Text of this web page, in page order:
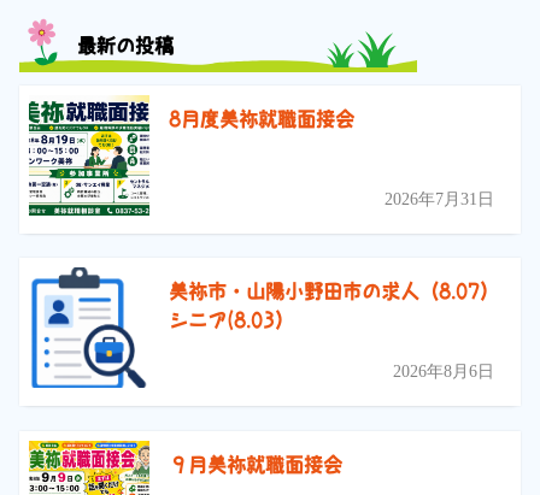
最新の投稿
8月度美祢就職面接会
2026年7月31日
美祢市・山陽小野田市の求人（8.07）
シニア(8.03）
2026年8月6日
９月美祢就職面接会